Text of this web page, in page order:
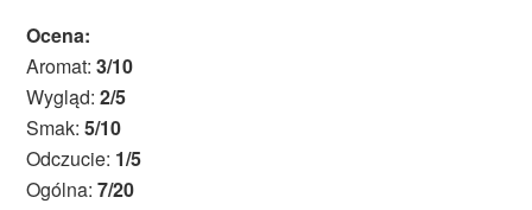
Ocena:
Aromat:3/10
Wygląd:2/5
Smak:5/10
Odczucie: 1/5
Ogólna:7/20